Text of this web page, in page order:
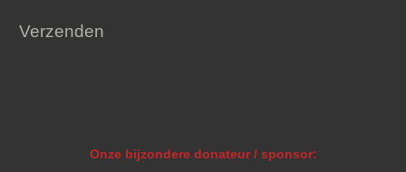
Verzenden
Onze bijzondere donateur / sponsor: